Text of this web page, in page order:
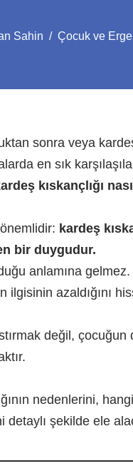
Sahin Çocuk ve
sonra veya
en sık
kıskançlığı
kardeş
bir duygudur.
anlamına
ilgisinin azaldığını
değil,
nedenlerini,
detaylı şekilde ele